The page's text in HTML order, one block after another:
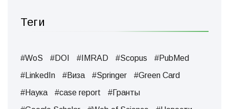
Теги
#WoS #DOI #IMRAD #Scopus
#PubMed
#LinkedIn
#Виза #Springer
#Green Card
#Наука
#case report
#Гранты